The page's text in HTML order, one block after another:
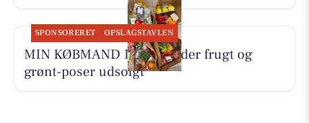
SPONSORERET OPSLAGSTAVLEN
MIN KØBMAND I ASP melder frugt og
grønt-poser udsolgt